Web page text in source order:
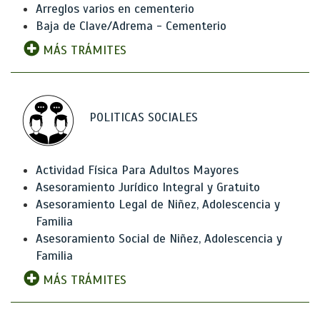
Arreglos varios en cementerio
Baja de Clave/Adrema - Cementerio
MÁS TRÁMITES
POLITICAS SOCIALES
Actividad Física Para Adultos Mayores
Asesoramiento Jurídico Integral y Gratuito
Asesoramiento Legal de Niñez, Adolescencia y
Familia
Asesoramiento Social de Niñez, Adolescencia y
Familia
MÁS TRÁMITES